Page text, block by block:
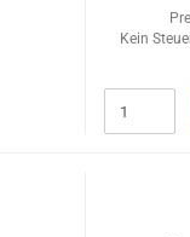
Kein